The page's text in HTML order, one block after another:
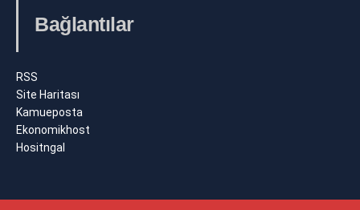
Bağlantılar
RSS
Site Haritası
Kamueposta
Ekonomikhost
Hositngal